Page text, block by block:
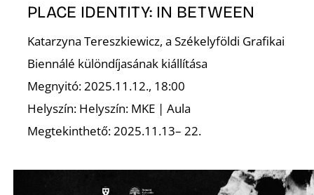
PLACE IDENTITY: IN BETWEEN
Katarzyna Tereszkiewicz, a Székelyföldi Grafikai
Biennálé különdíjasának kiállítása
Megnyitó: 2025.11.12., 18:00
Helyszín: Helyszín: MKE | Aula
Megtekinthető: 2025.11.13– 22.